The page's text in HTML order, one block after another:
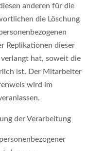
anderen für die
die Löschung
Replikationen dieser
hat, soweit die
ist. Der Mitarbeiter
wird im
der Verarbeitung